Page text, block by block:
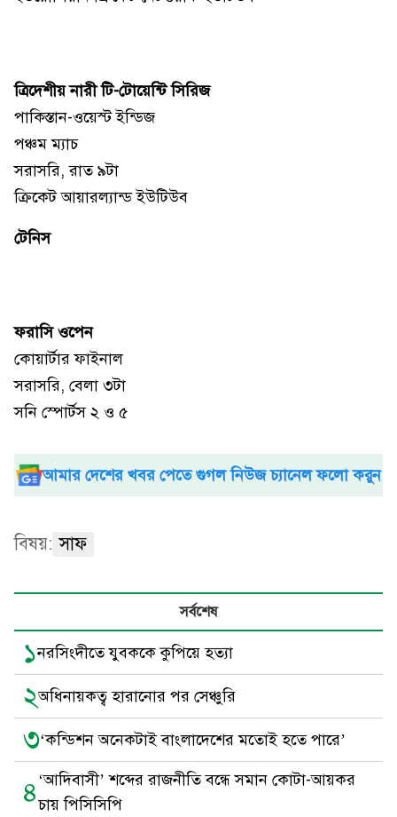
ত্রিদেশীয় নারী টি-টোয়েন্টি সিরিজ
পাকিস্তান-ওয়েস্ট ইন্ডিজ
পঞ্চম ম্যাচ
সরাসরি, রাত ৯টা
ক্রিকেট আয়ারল্যান্ড ইউটিউব
টেনিস
ফরাসি ওপেন
কোয়ার্টার ফাইনাল
সরাসরি, বেলা ৩টা
সনি স্পোর্টস ২ ও ৫
আমার দেশের খবর পেতে গুগল নিউজ চ্যানেল ফলো করুন
বিষয়: সাফ
সর্বশেষ
১নরসিংদীতে যুবককে কুপিয়ে হত্যা
২অধিনায়কত্ব হারানোর পর সেঞ্চুরি
৩‘কন্ডিশন অনেকটাই বাংলাদেশের মতোই হতে পারে’
৪‘আদিবাসী’ শব্দের রাজনীতি বন্ধে সমান কোটা-আয়কর
চায় পিসিসিপি